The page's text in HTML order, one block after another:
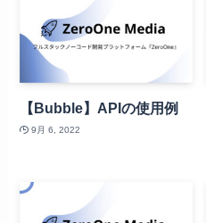
【Bubble】APIの使用例
9月 6, 2022